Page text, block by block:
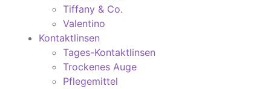
Tiffany & Co.
Valentino
Kontaktlinsen
Tages-Kontaktlinsen
Trockenes Auge
Pflegemittel